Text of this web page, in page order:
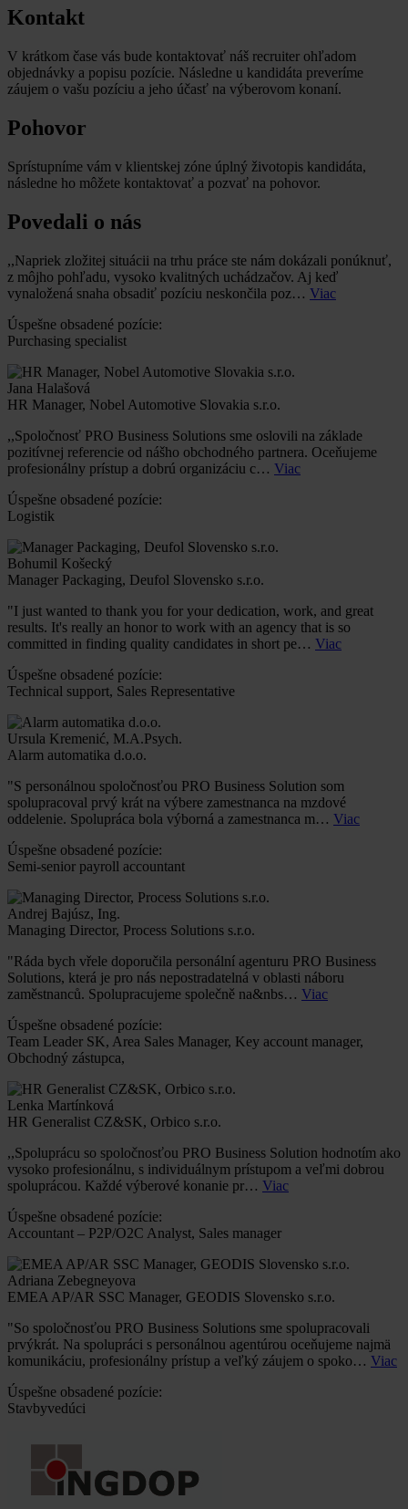
Kontakt
V krátkom čase vás bude kontaktovať náš recruiter ohľadom
objednávky a popisu pozície. Následne u kandidáta preveríme
záujem o vašu pozíciu a jeho účasť na výberovom konaní.
Pohovor
Sprístupníme vám v klientskej zóne úplný životopis kandidáta,
následne ho môžete kontaktovať a pozvať na pohovor.
Povedali o nás
,,Napriek zložitej situácii na trhu práce ste nám dokázali ponúknuť,
z môjho pohľadu, vysoko kvalitných uchádzačov. Aj keď
vynaložená snaha obsadiť pozíciu neskončila poz… Viac
Úspešne obsadené pozície:
Purchasing specialist
Jana Halašová
HR Manager, Nobel Automotive Slovakia s.r.o.
,,Spoločnosť PRO Business Solutions sme oslovili na základe
pozitívnej referencie od nášho obchodného partnera. Oceňujeme
profesionálny prístup a dobrú organizáciu c… Viac
Úspešne obsadené pozície:
Logistik
Bohumil Košecký
Manager Packaging, Deufol Slovensko s.r.o.
"I just wanted to thank you for your dedication, work, and great
results. It's really an honor to work with an agency that is so
committed in finding quality candidates in short pe… Viac
Úspešne obsadené pozície:
Technical support, Sales Representative
Ursula Kremenić, M.A.Psych.
Alarm automatika d.o.o.
"S personálnou spoločnosťou PRO Business Solution som
spolupracoval prvý krát na výbere zamestnanca na mzdové
oddelenie. Spolupráca bola výborná a zamestnanca m… Viac
Úspešne obsadené pozície:
Semi-senior payroll accountant
Andrej Bajúsz, Ing.
Managing Director, Process Solutions s.r.o.
"Ráda bych vřele doporučila personální agenturu PRO Business
Solutions, která je pro nás nepostradatelná v oblasti náboru
zaměstnanců. Spolupracujeme společně na&nbs… Viac
Úspešne obsadené pozície:
Team Leader SK, Area Sales Manager, Key account manager,
Obchodný zástupca,
Lenka Martínková
HR Generalist CZ&SK, Orbico s.r.o.
,,Spoluprácu so spoločnosťou PRO Business Solution hodnotím ako
vysoko profesionálnu, s individuálnym prístupom a veľmi dobrou
spoluprácou. Každé výberové konanie pr… Viac
Úspešne obsadené pozície:
Accountant – P2P/O2C Analyst, Sales manager
Adriana Zebegneyova
EMEA AP/AR SSC Manager, GEODIS Slovensko s.r.o.
"So spoločnosťou PRO Business Solutions sme spolupracovali
prvýkrát. Na spolupráci s personálnou agentúrou oceňujeme najmä
komunikáciu, profesionálny prístup a veľký záujem o spoko… Viac
Úspešne obsadené pozície:
Stavbyvedúci